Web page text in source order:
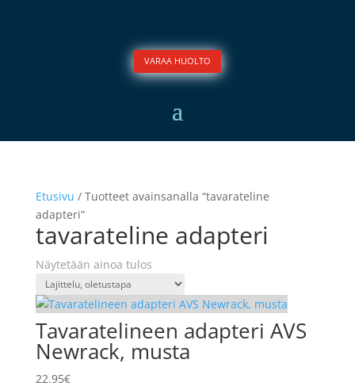
VARAA HUOLTO
Etusivu / Tuotteet avainsanalla “tavarateline
adapteri”
tavarateline adapteri
Näytetään ainoa tulos
Tavaratelineen adapteri AVS
Newrack, musta
22.95€